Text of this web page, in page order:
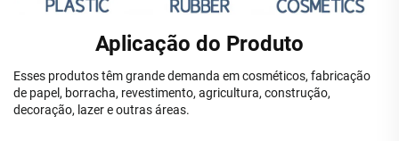
Aplicação do Produto
Esses produtos têm grande demanda em cosméticos, fabricação
de papel, borracha, revestimento, agricultura, construção,
decoração, lazer e outras áreas.